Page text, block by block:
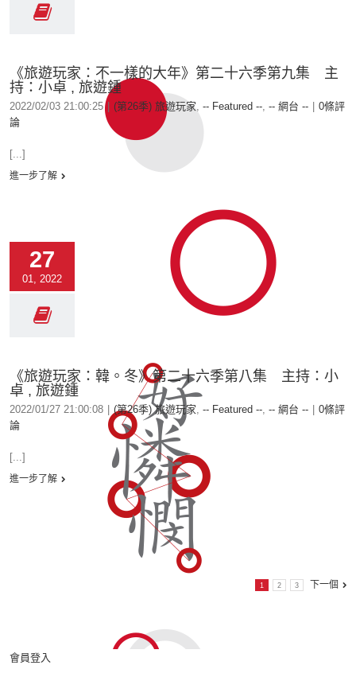
《旅遊玩家：不一樣的大年》第二十六季第九集 主
持：小卓 , 旅遊鍾
2022/02/03 21:00:25 (第26季) 旅遊玩家, -- Featured --, -- 網台 --
0條評
論
[...]
進一步了解
27
01, 2022
《旅遊玩家：韓。冬》第二十六季第八集 主持：小
卓 , 旅遊鍾
2022/01/27 21:00:08 (第26季) 旅遊玩家, -- Featured --, -- 網台 --
0條評
論
[...]
進一步了解
1 2 3 下一個
會員登入